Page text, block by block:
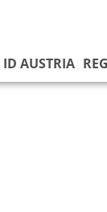
ID AUSTRIA